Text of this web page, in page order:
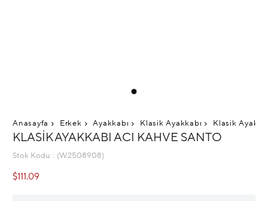
Anasayfa Erkek Ayakkabı Klasik Ayakkabı Klasik
KLASIK AYAKKABI ACI KAHVE SANTO
Stok Kodu (W2508908)
$111.09